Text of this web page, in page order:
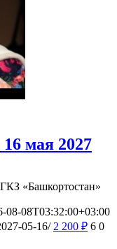
мая 2027
«Башкортостан»
08-08T03:32:00+03:00
05-16/ 2 200 ₽ 6 0